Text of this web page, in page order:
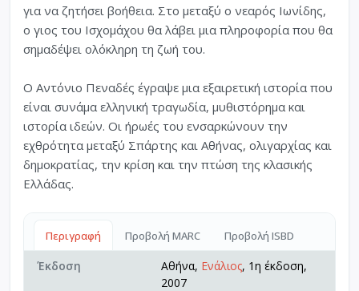
για να ζητήσει βοήθεια. Στο μεταξύ ο νεαρός Ιωνίδης,
ο γιος του Ισχομάχου θα λάβει μια πληροφορία που θα
σημαδέψει ολόκληρη τη ζωή του.
Ο Αντόνιο Πεναδές έγραψε μια εξαιρετική ιστορία που
είναι συνάμα ελληνική τραγωδία, μυθιστόρημα και
ιστορία ιδεών. Οι ήρωές του ενσαρκώνουν την
εχθρότητα μεταξύ Σπάρτης και Αθήνας, ολιγαρχίας και
δημοκρατίας, την κρίση και την πτώση της κλασικής
Ελλάδας.
Περιγραφή Προβολή MARC Προβολή ISBD
Έκδοση Αθήνα, Ενάλιος, 1η έκδοση,
2007